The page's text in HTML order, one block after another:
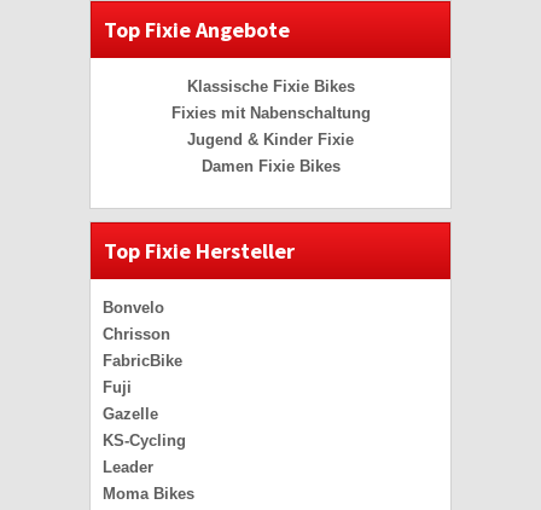
Top Fixie Angebote
Klassische Fixie Bikes
Fixies mit Nabenschaltung
Jugend & Kinder Fixie
Damen Fixie Bikes
Top Fixie Hersteller
Bonvelo
Chrisson
FabricBike
Fuji
Gazelle
KS-Cycling
Leader
Moma Bikes